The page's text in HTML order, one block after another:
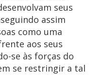
seus
assim
como uma
aos seus
se às forças do
se restringir a tal